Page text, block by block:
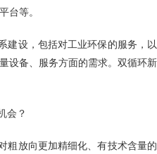
台等。
设，包括对工业环保的服务，以
设备、服务方面的需求。双循环新
会？
放向更加精细化、有技术含量的